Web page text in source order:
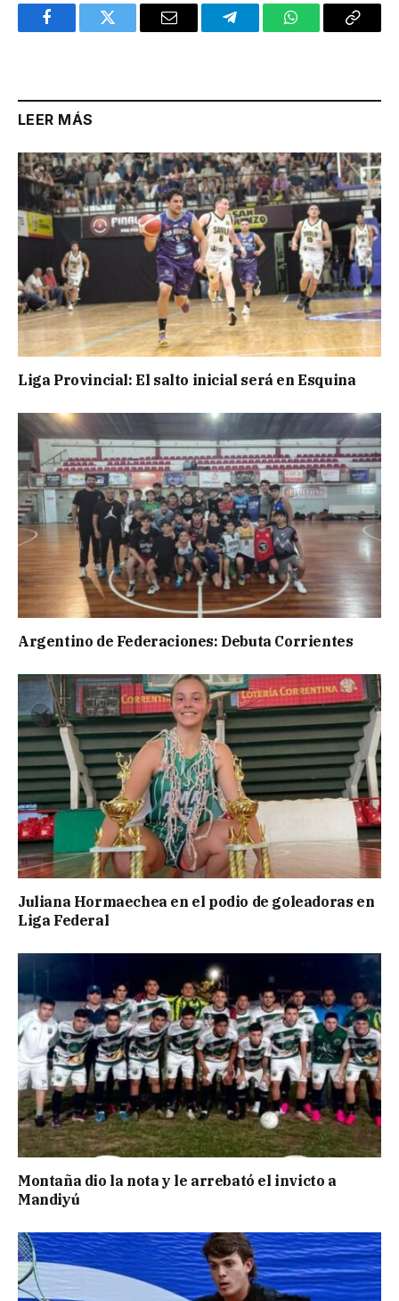
FacebookTwitter Email TelegramWhatsAppCopy
LEER MÁS
Liga Provincial: El salto inicial será en Esquina
Argentino de Federaciones: Debuta Corrientes
Juliana Hormaechea en el podio de goleadoras en
Liga Federal
Montaña dio la nota y le arrebató el invicto a
Mandiyú